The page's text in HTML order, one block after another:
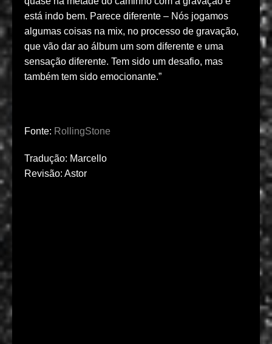
está indo bem. Parece diferente – Nós jogamos
algumas coisas na mix, no processo de gravação,
que vão dar ao álbum um som diferente e uma
sensação diferente. Tem sido um desafio, mas
também tem sido emocionante.”
Fonte: RollingStone
Tradução: Marcello
Revisão: Astor